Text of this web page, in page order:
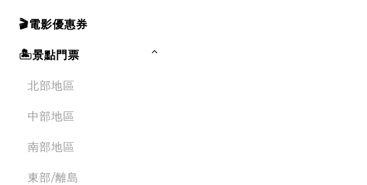
🎬電影優惠券
🏝️景點門票
北部地區
中部地區
南部地區
東部/離島